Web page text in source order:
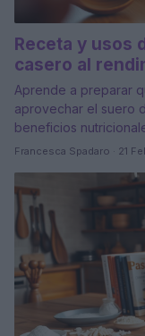
Receta y usos
casero al
Aprende a preparar
aprovechar el suero
beneficios
Francesca Spadaro · 21